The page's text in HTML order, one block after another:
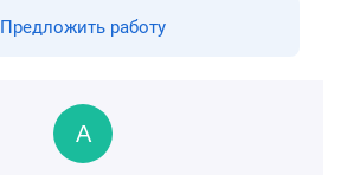
Предложить работу